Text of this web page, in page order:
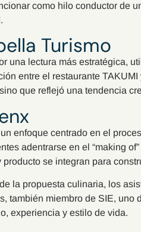
como hilo conductor de
Turismo
una lectura más estratégica,
entre el restaurante
que reflejó una tendencia
enfoque centrado en el
adentrarse en el “making
producto se integran para
la propuesta culinaria, los
también miembro de SIE, uno
experiencia y estilo de vida.